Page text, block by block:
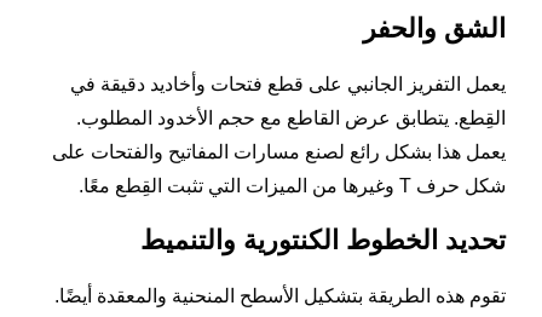
الشق والحفر
يعمل التفريز الجانبي على قطع فتحات وأخاديد دقيقة في
القِطع. يتطابق عرض القاطع مع حجم الأخدود المطلوب.
يعمل هذا بشكل رائع لصنع مسارات المفاتيح والفتحات على
شكل حرف T وغيرها من الميزات التي تثبت القِطع معًا.
تحديد الخطوط الكنتورية والتنميط
تقوم هذه الطريقة بتشكيل الأسطح المنحنية والمعقدة أيضًا.